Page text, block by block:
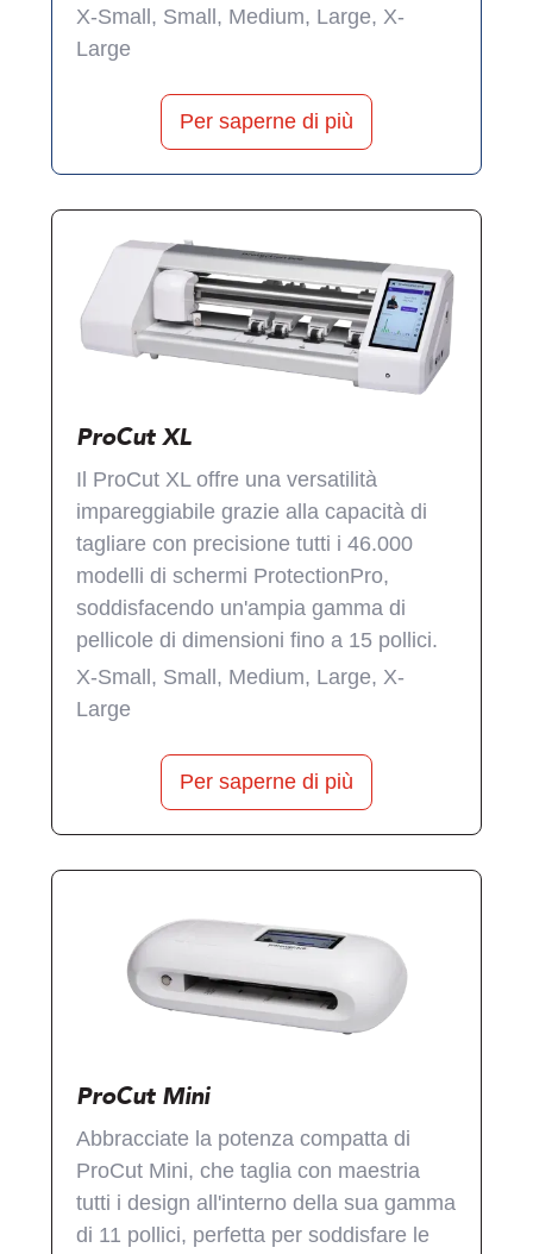
X-Small, Small, Medium, Large, X-
Large
Per saperne di più
ProCut XL
Il ProCut XL offre una versatilità
impareggiabile grazie alla capacità di
tagliare con precisione tutti i 46.000
modelli di schermi ProtectionPro,
soddisfacendo un'ampia gamma di
pellicole di dimensioni fino a 15 pollici.
X-Small, Small, Medium, Large, X-
Large
Per saperne di più
ProCut Mini
‍Abbracciate la potenza compatta di
ProCut Mini, che taglia con maestria
tutti i design all'interno della sua gamma
di 11 pollici, perfetta per soddisfare le